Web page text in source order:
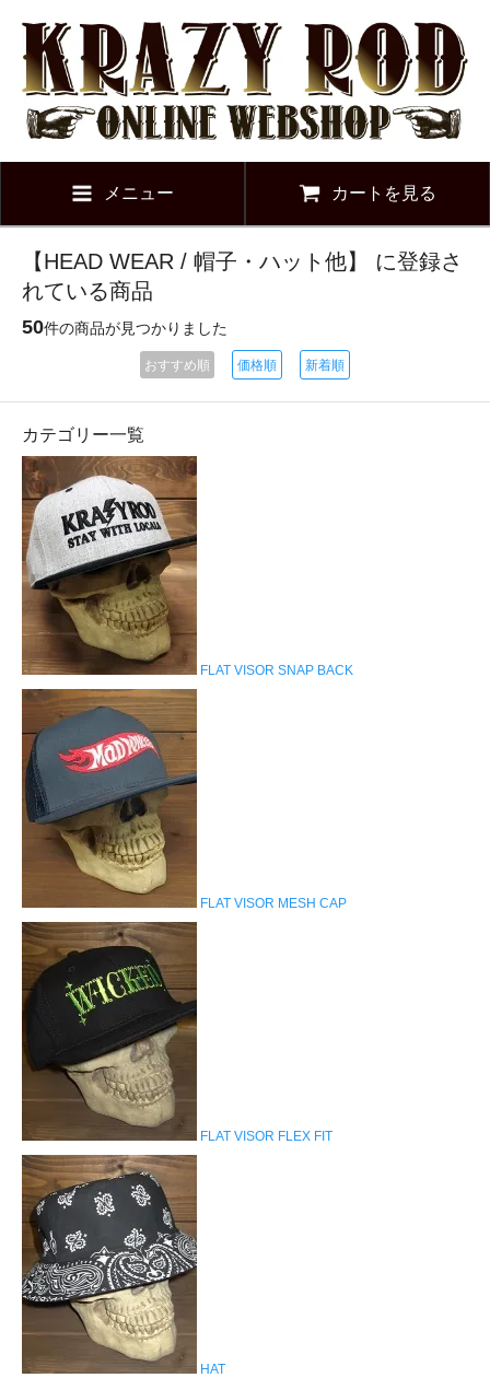
メニュー カートを見る
【HEAD WEAR / 帽子・ハット他】 に登録さ
れている商品
50件の商品が見つかりました
おすすめ順 価格順 新着順
カテゴリー一覧
FLAT VISOR SNAP BACK
FLAT VISOR MESH CAP
FLAT VISOR FLEX FIT
HAT